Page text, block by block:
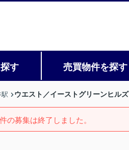
す 売買物件を探す
駅 ウエスト／イーストグリーンヒルズ
の募集は終了しました。